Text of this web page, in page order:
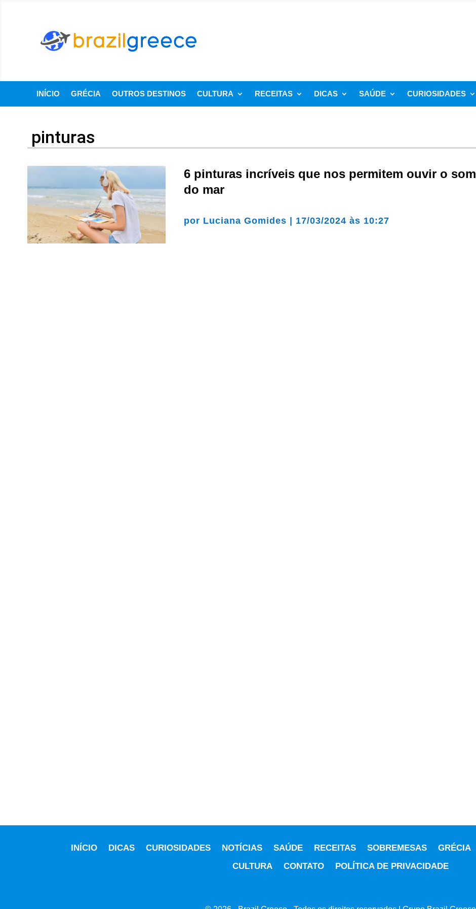
INÍCIO GRÉCIA OUTROS DESTINOS CULTURA RECEITAS DICAS SAÚDE CURIOSIDADES
pinturas
6 pinturas incríveis que nos permitem ouvir o som
do mar
por Luciana Gomides | 17/03/2024 às 10:27
INÍCIO DICAS CURIOSIDADES NOTÍCIAS SAÚDE RECEITAS SOBREMESAS GRÉCIA
CULTURA
CONTATO POLÍTICA DE PRIVACIDADE